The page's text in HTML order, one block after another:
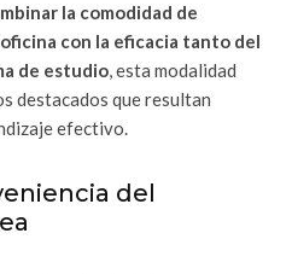
la comodidad de
con la eficacia tanto del
de estudio, esta modalidad
destacados que resultan
efectivo.
del